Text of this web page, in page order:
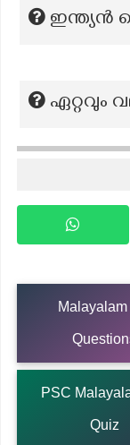
ഇന്ത്യന്‍
ഏറ്റവും
Malayalam
PSC
Quiz